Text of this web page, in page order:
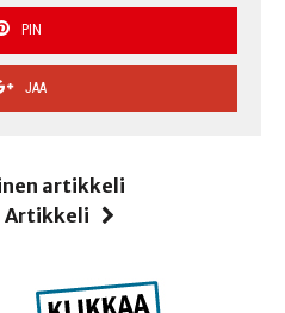
PIN
JAA
artikkeli
Artikkeli